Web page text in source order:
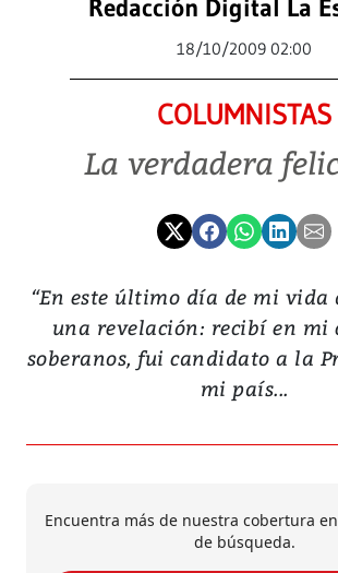
Redacción Digital La
18/10/2009 02:00
COLUMNISTAS
La verdadera
“En este último día de mi vida
una revelación: recibí en mi
soberanos, fui candidato a la
mi país...
Encuentra más de nuestra cobertura
de búsqueda.